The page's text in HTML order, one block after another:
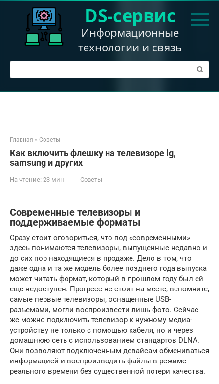
Перейти
DS-сервис
Информационные
технологии и связь
Поиск:
Главная » Советы
Как включить флешку на телевизоре lg,
samsung и других
На чтение: 23 мин Советы
Современные телевизоры и
поддерживаемые форматы
Сразу стоит оговориться, что под «современными»
здесь понимаются телевизоры, выпущенные недавно и
до сих пор находящиеся в продаже. Дело в том, что
даже одна и та же модель более позднего года выпуска
может читать формат, который в прошлом году был ей
еще недоступен. Прогресс не стоит на месте, вспомните,
самые первые телевизоры, оснащенные USB-
разъемами, могли воспроизвести лишь фото. Сейчас
же можно подключить телевизор к нужному медиа-
устройству не только с помощью кабеля, но и через
домашнюю сеть с использованием стандартов DLNA.
Они позволяют подключенным девайсам обмениваться
информацией и воспроизводить файлы в режиме
реального времени без существенной потери качества.